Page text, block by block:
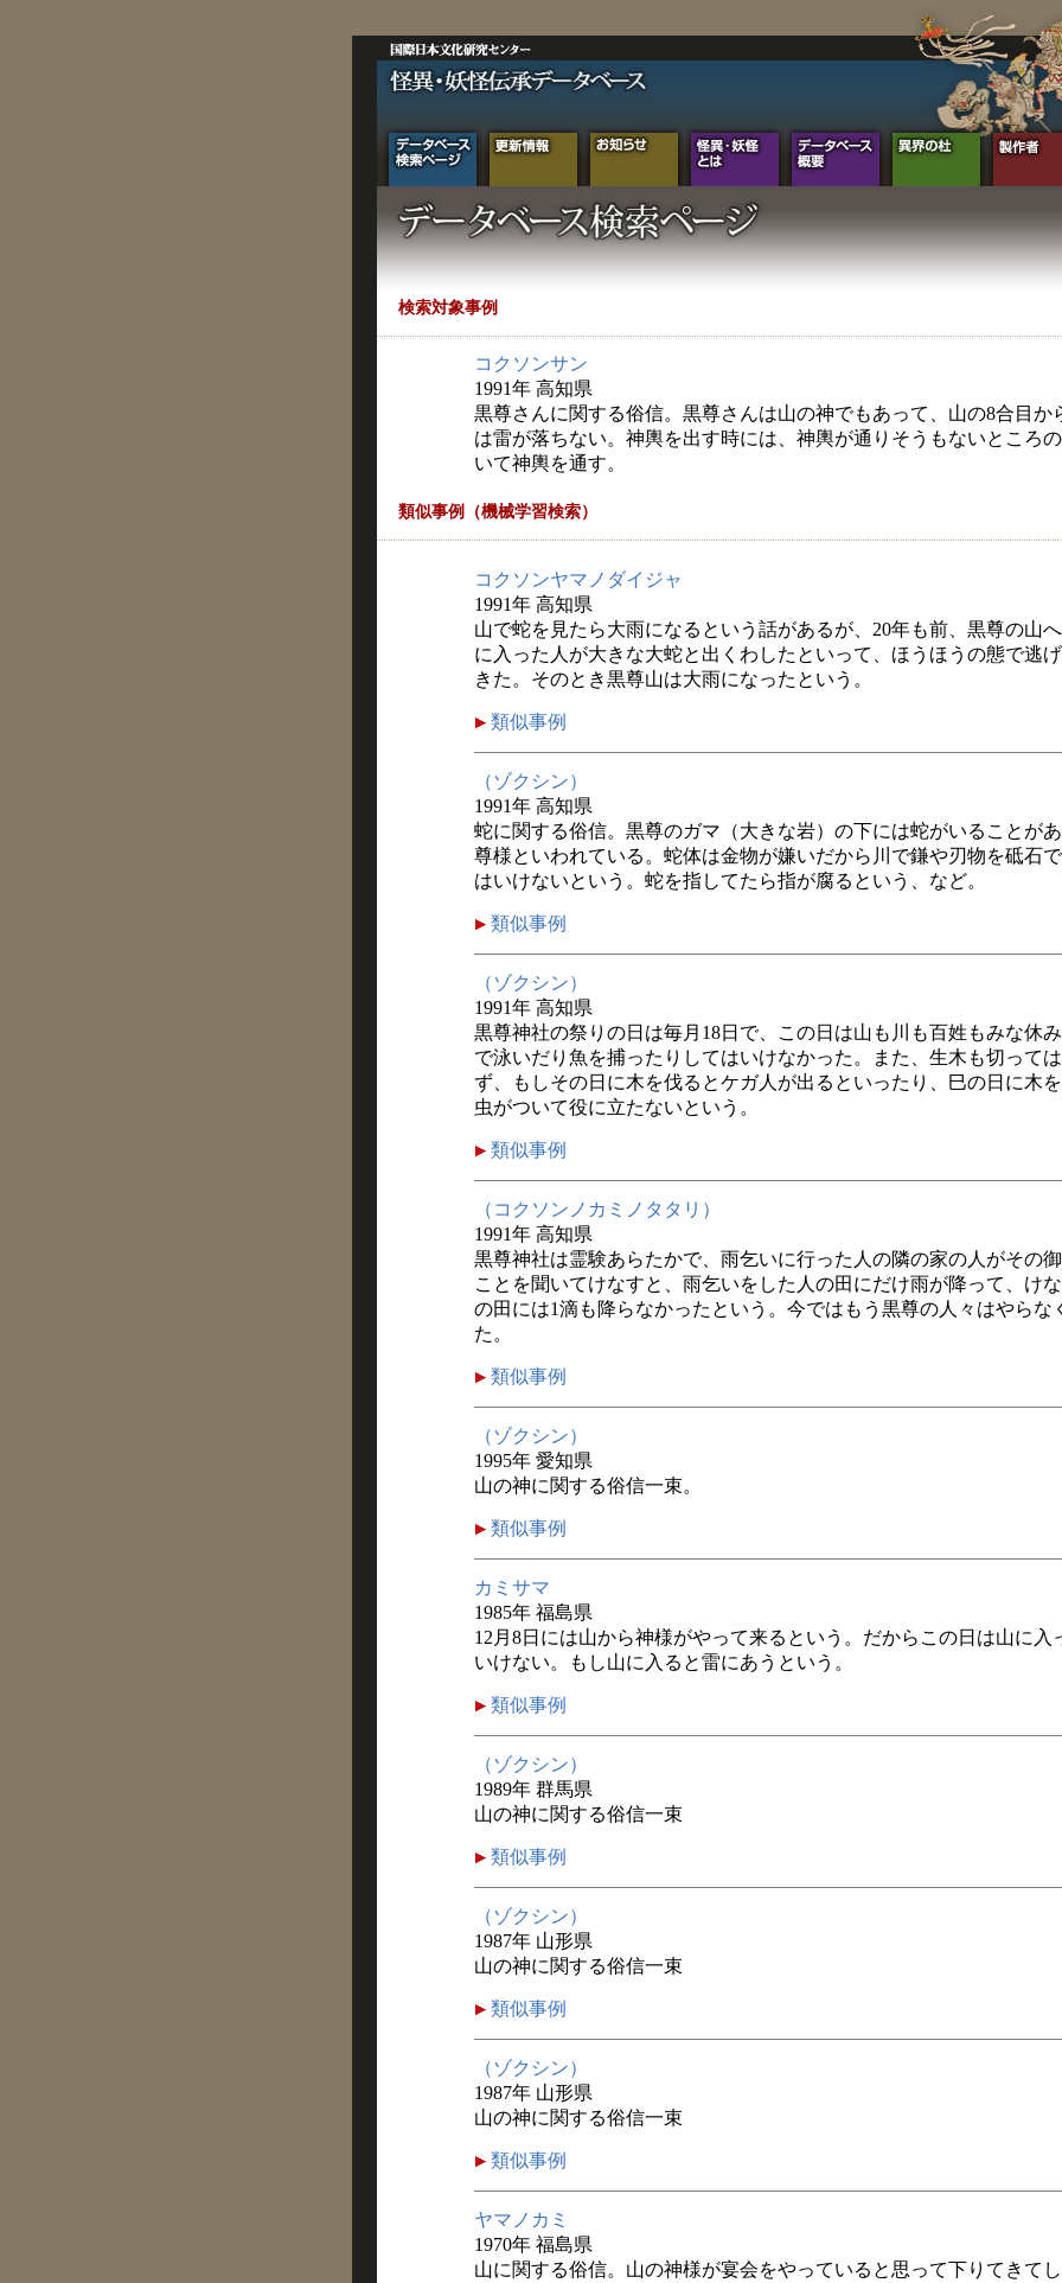
検索対象事例
コクソンサン
1991年 高知県
黒尊さんに関する俗信。黒尊さんは山の神でもあって、山の8合目か
は雷が落ちない。神輿を出す時には、神輿が通りそうもないところ
いて神輿を通す。
類似事例（機械学習検索）
コクソンヤマノダイジャ
1991年 高知県
山で蛇を見たら大雨になるという話があるが、20年も前、黒尊の山
に入った人が大きな大蛇と出くわしたといって、ほうほうの態で逃
きた。そのとき黒尊山は大雨になったという。
類似事例
（ゾクシン）
1991年 高知県
蛇に関する俗信。黒尊のガマ（大きな岩）の下には蛇がいることが
尊様といわれている。蛇体は金物が嫌いだから川で鎌や刃物を砥石
はいけないという。蛇を指してたら指が腐るという、など。
類似事例
（ゾクシン）
1991年 高知県
黒尊神社の祭りの日は毎月18日で、この日は山も川も百姓もみな休
で泳いだり魚を捕ったりしてはいけなかった。また、生木も切って
ず、もしその日に木を伐るとケガ人が出るといったり、巳の日に木
虫がついて役に立たないという。
類似事例
（コクソンノカミノタタリ）
1991年 高知県
黒尊神社は霊験あらたかで、雨乞いに行った人の隣の家の人がその
ことを聞いてけなすと、雨乞いをした人の田にだけ雨が降って、け
の田には1滴も降らなかったという。今ではもう黒尊の人々はやらな
た。
類似事例
（ゾクシン）
1995年 愛知県
山の神に関する俗信一束。
類似事例
カミサマ
1985年 福島県
12月8日には山から神様がやって来るという。だからこの日は山に入
いけない。もし山に入ると雷にあうという。
類似事例
（ゾクシン）
1989年 群馬県
山の神に関する俗信一束
類似事例
（ゾクシン）
1987年 山形県
山の神に関する俗信一束
類似事例
（ゾクシン）
1987年 山形県
山の神に関する俗信一束
類似事例
ヤマノカミ
1970年 福島県
山に関する俗信。山の神様が宴会をやっていると思って下りてきて